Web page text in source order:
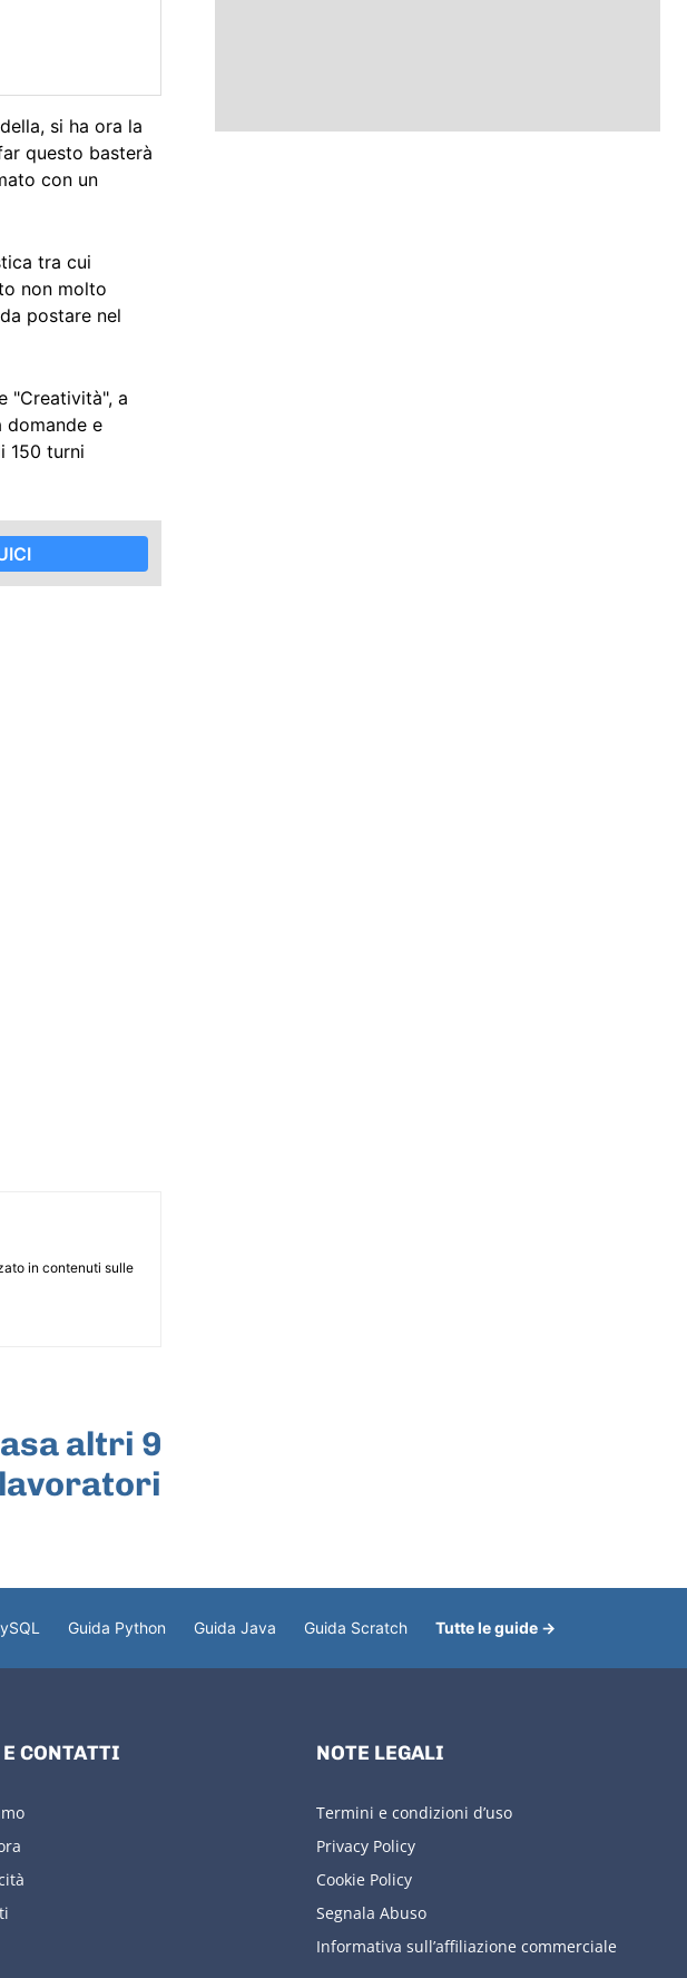
si ha ora la
questo basterà
con un
tra cui
non molto
postare nel
"Creatività", a
domande e
150 turni
in contenuti sulle
altri 9
Guida Python Guida Java Guida Scratch Tutte le guide →
CONTATTI NOTE LEGALI
Termini e condizioni d’uso
Privacy Policy
Cookie Policy
Segnala Abuso
Informativa sull’affiliazione commerciale